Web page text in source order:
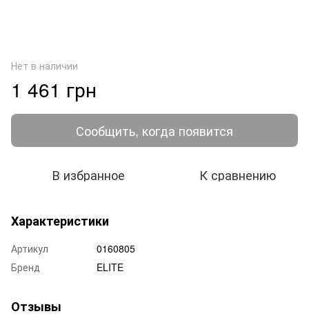
Нет в наличии
1 461 грн
Сообщить, когда появится
В избранное К сравнению
Характеристики
Артикул
0160805
Бренд
ELITE
Отзывы